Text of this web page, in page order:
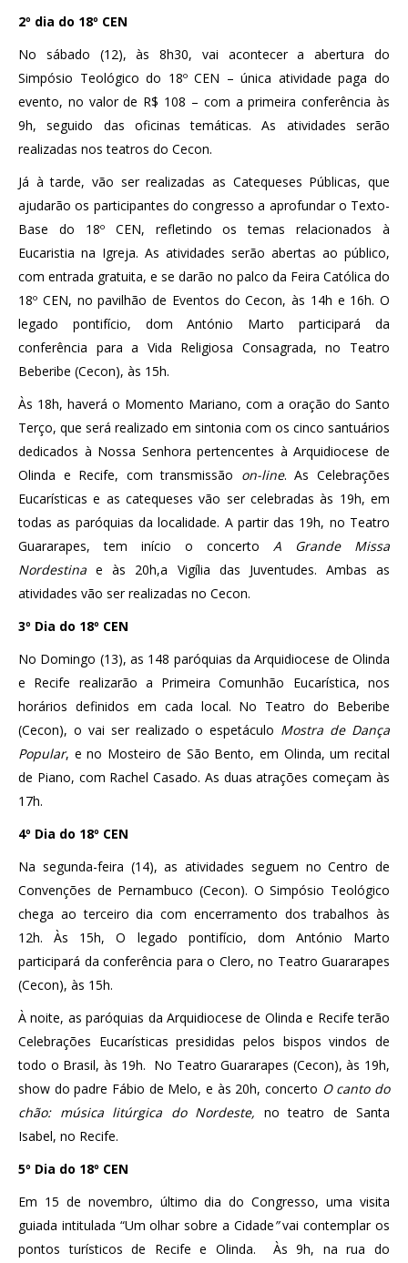
2º dia do 18º CEN
No sábado (12), às 8h30, vai acontecer a abertura do
Simpósio Teológico do 18º CEN – única atividade paga do
evento, no valor de R$ 108 – com a primeira conferência às
9h, seguido das oficinas temáticas. As atividades serão
realizadas nos teatros do Cecon.
Já à tarde, vão ser realizadas as Catequeses Públicas, que
ajudarão os participantes do congresso a aprofundar o Texto-
Base do 18º CEN, refletindo os temas relacionados à
Eucaristia na Igreja. As atividades serão abertas ao público,
com entrada gratuita, e se darão no palco da Feira Católica do
18º CEN, no pavilhão de Eventos do Cecon, às 14h e 16h. O
legado pontifício, dom António Marto participará da
conferência para a Vida Religiosa Consagrada, no Teatro
Beberibe (Cecon), às 15h.
Às 18h, haverá o Momento Mariano, com a oração do Santo
Terço, que será realizado em sintonia com os cinco santuários
dedicados à Nossa Senhora pertencentes à Arquidiocese de
Olinda e Recife, com transmissão on-line. As Celebrações
Eucarísticas e as catequeses vão ser celebradas às 19h, em
todas as paróquias da localidade. A partir das 19h, no Teatro
Guararapes, tem início o concerto A Grande Missa
Nordestinae às 20h,a Vigília das Juventudes. Ambas as
atividades vão ser realizadas no Cecon.
3º Dia do 18º CEN
No Domingo (13), as 148 paróquias da Arquidiocese de Olinda
e Recife realizarão a Primeira Comunhão Eucarística, nos
horários definidos em cada local. No Teatro do Beberibe
(Cecon), o vai ser realizado o espetáculo Mostra de Dança
Popular, e no Mosteiro de São Bento, em Olinda, um recital
de Piano, com Rachel Casado. As duas atrações começam às
17h.
4º Dia do 18º CEN
Na segunda-feira (14), as atividades seguem no Centro de
Convenções de Pernambuco (Cecon). O Simpósio Teológico
chega ao terceiro dia com encerramento dos trabalhos às
12h. Às 15h, O legado pontifício, dom António Marto
participará da conferência para o Clero, no Teatro Guararapes
(Cecon), às 15h.
À noite, as paróquias da Arquidiocese de Olinda e Recife terão
Celebrações Eucarísticas presididas pelos bispos vindos de
todo o Brasil, às 19h. No Teatro Guararapes (Cecon), às 19h,
show do padre Fábio de Melo, e às 20h, concerto O canto do
chão: música litúrgica do Nordeste, no teatro de Santa
Isabel, no Recife.
5º Dia do 18º CEN
Em 15 de novembro, último dia do Congresso, uma visita
guiada intitulada “Um olhar sobre a Cidade”vai contemplar os
pontos turísticos de Recife e Olinda. Às 9h, na rua do